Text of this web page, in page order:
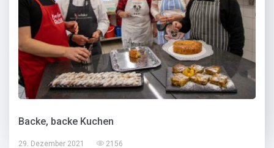
Backe, backe Kuchen
29. Dezember 2021 2156